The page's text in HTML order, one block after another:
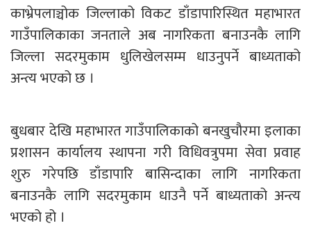
काभ्रेपलाञ्चोक जिल्लाको विकट डाँडापारिस्थित महाभारत
गाउँपालिकाका जनताले अब नागरिकता बनाउनकै लागि
जिल्ला सदरमुकाम धुलिखेलसम्म धाउनुपर्ने बाध्यताको
अन्त्य भएको छ ।
बुधबार देखि महाभारत गाउँपालिकाको बनखुचौरमा इलाका
प्रशासन कार्यालय स्थापना गरी विधिवत्रुपमा सेवा प्रवाह
शुरु गरेपछि डाँडापारि बासिन्दाका लागि नागरिकता
बनाउनकै लागि सदरमुकाम धाउनै पर्ने बाध्यताको अन्त्य
भएको हो ।